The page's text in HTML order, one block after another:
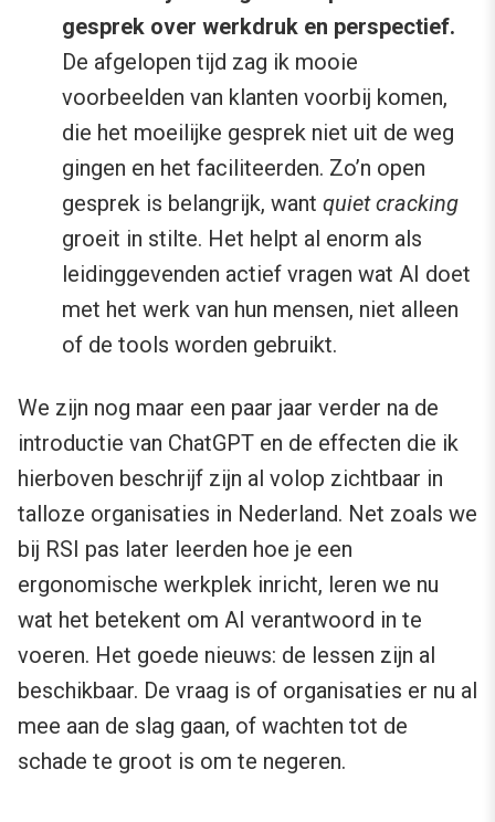
gesprek over werkdruk en perspectief.
De afgelopen tijd zag ik mooie
voorbeelden van klanten voorbij komen,
die het moeilijke gesprek niet uit de weg
gingen en het faciliteerden. Zo’n open
gesprek is belangrijk, want quiet cracking
groeit in stilte. Het helpt al enorm als
leidinggevenden actief vragen wat AI doet
met het werk van hun mensen, niet alleen
of de tools worden gebruikt.
We zijn nog maar een paar jaar verder na de
introductie van ChatGPT en de effecten die ik
hierboven beschrijf zijn al volop zichtbaar in
talloze organisaties in Nederland. Net zoals we
bij RSI pas later leerden hoe je een
ergonomische werkplek inricht, leren we nu
wat het betekent om AI verantwoord in te
voeren. Het goede nieuws: de lessen zijn al
beschikbaar. De vraag is of organisaties er nu al
mee aan de slag gaan, of wachten tot de
schade te groot is om te negeren.